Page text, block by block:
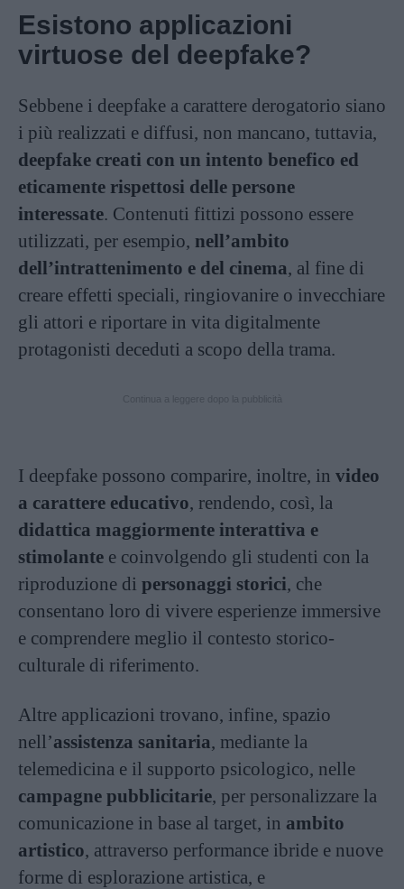
Esistono applicazioni
virtuose del deepfake?
Sebbene i deepfake a carattere derogatorio siano
i più realizzati e diffusi, non mancano, tuttavia,
deepfake creati con un intento benefico ed
eticamente rispettosi delle persone
interessate. Contenuti fittizi possono essere
utilizzati, per esempio, nell’ambito
dell’intrattenimento e del cinema, al fine di
creare effetti speciali, ringiovanire o invecchiare
gli attori e riportare in vita digitalmente
protagonisti deceduti a scopo della trama.
I deepfake possono comparire, inoltre, in video
a carattere educativo, rendendo, così, la
didattica maggiormente interattiva e
stimolante e coinvolgendo gli studenti con la
riproduzione di personaggi storici, che
consentano loro di vivere esperienze immersive
e comprendere meglio il contesto storico-
culturale di riferimento.
Altre applicazioni trovano, infine, spazio
nell’assistenza sanitaria, mediante la
telemedicina e il supporto psicologico, nelle
campagne pubblicitarie, per personalizzare la
comunicazione in base al target, in ambito
artistico, attraverso performance ibride e nuove
forme di esplorazione artistica, e